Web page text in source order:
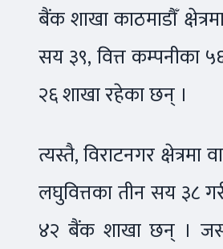
बैंक शाखा काठमाडौँ
सय ३९, वित्त कम्पनीका
२६ शाखा रहेका छन् ।
त्यस्तै, विराटनगर
लघुवित्तका तीन सय ३८
४२ बैंक शाखा छन् ।